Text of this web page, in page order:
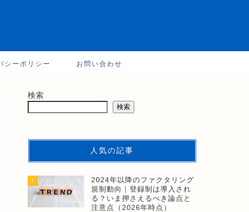
シーポリシー お問い合わせ
検索
検索
人気の記事
1
2024年以降のファクタリング
規制動向｜登録制は導入され
る？いま押さえるべき論点と
注意点（2026年時点）